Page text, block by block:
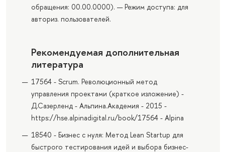
обращения: 00.00.0000). — Режим доступа: для
авториз. пользователей.
Рекомендуемая дополнительная
литература
17564 - Scrum. Революционный метод
управления проектами (краткое изложение) -
Д.Сазерленд - Альпина.Академия - 2015 -
https://hse.alpinadigital.ru/book/17564 - Alpina
18540 - Бизнес с нуля: Метод Lean Startup для
быстрого тестирования идей и выбора бизнес-